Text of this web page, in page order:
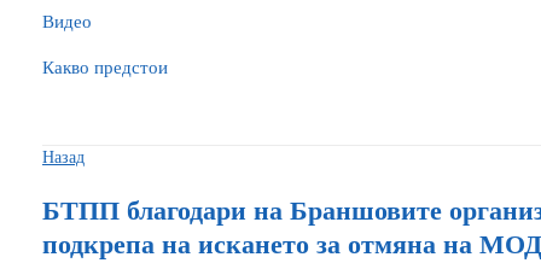
Видео
Какво предстои
Назад
БТПП благодари на Браншовите
подкрепа на искането за отмяна на МОД